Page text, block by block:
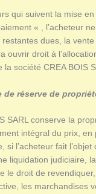
qui suivent la mise
« , l’acheteur ne
dues, la
ouvrir droit à
société CREA BOIS
de réserve de
SARL conserve la
intégral du prix, en
l’acheteur fait l’objet
liquidation judiciaire,
le droit de
les marchandises